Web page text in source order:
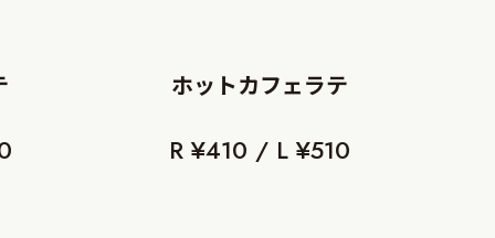
ホットカフェラテ
R ¥410 / L ¥510